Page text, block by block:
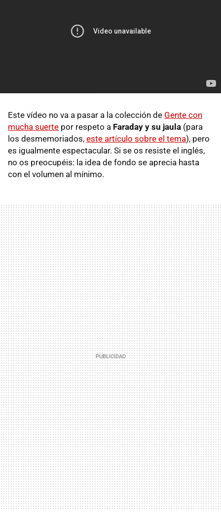
Este vídeo no va a pasar a la colección de Gente con
mucha suerte por respeto a Faraday y su jaula (para
los desmemoriados, este artículo sobre el tema), pero
es igualmente espectacular. Si se os resiste el inglés,
no os preocupéis: la idea de fondo se aprecia hasta
con el volumen al mínimo.